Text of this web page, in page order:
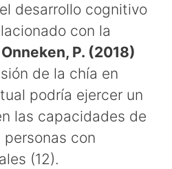
desarrollo cognitivo
con la
Onneken, P. (2018)
de la chía en
podría ejercer un
las capacidades de
con
(12).